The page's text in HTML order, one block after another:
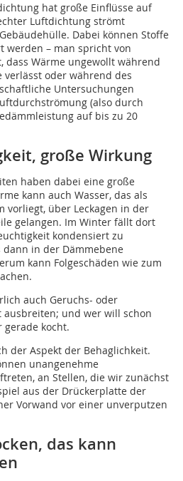
hat große Einflüsse auf
Luftdichtung strömt
Dabei können Stoffe
werden – man spricht von
dass Wärme ungewollt während
verlässt oder während des
Untersuchungen
(also durch
auf bis zu 20
große Wirkung
haben dabei eine große
kann auch Wasser, das als
vorliegt, über Leckagen in der
gelangen. Im Winter fällt dort
kondensiert zu
dann in der Dämmebene
kann Folgeschäden wie zum
auch Geruchs- oder
und wer will schon
gerade kocht.
der Aspekt der Behaglichkeit.
unangenehme
an Stellen, die wir zunächst
aus der Drückerplatte der
Vorwand vor einer unverputzen
das kann